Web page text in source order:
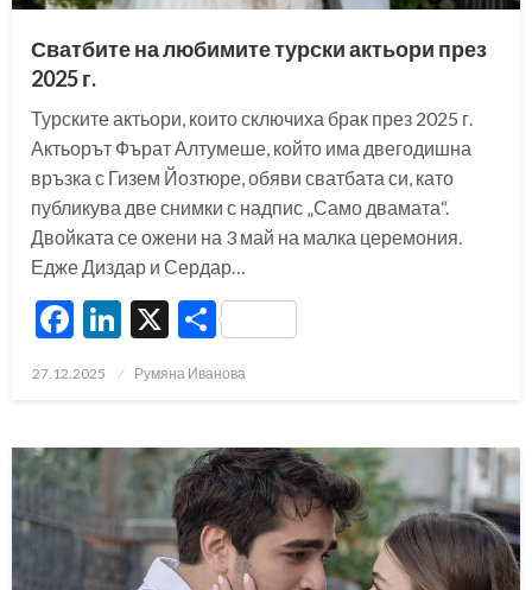
Сватбите на любимите турски актьори през
2025 г.
Турските актьори, които сключиха брак през 2025 г.
Актьорът Фърат Алтумеше, който има двегодишна
връзка с Гизем Йозтюре, обяви сватбата си, като
публикува две снимки с надпис „Само двамата“.
Двойката се ожени на 3 май на малка церемония.
Едже Диздар и Сердар…
Facebook
LinkedIn
X Share
Posted
27.12.2025 Румяна Иванова